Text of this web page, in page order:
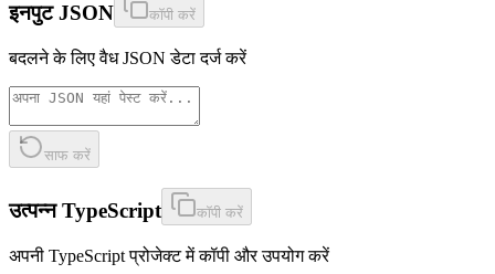
इनपुट JSON कॉपी करें
बदलने के लिए वैध JSON डेटा दर्ज करें
साफ करें
उत्पन्न TypeScript कॉपी करें
अपनी TypeScript प्रोजेक्ट में कॉपी और उपयोग करें